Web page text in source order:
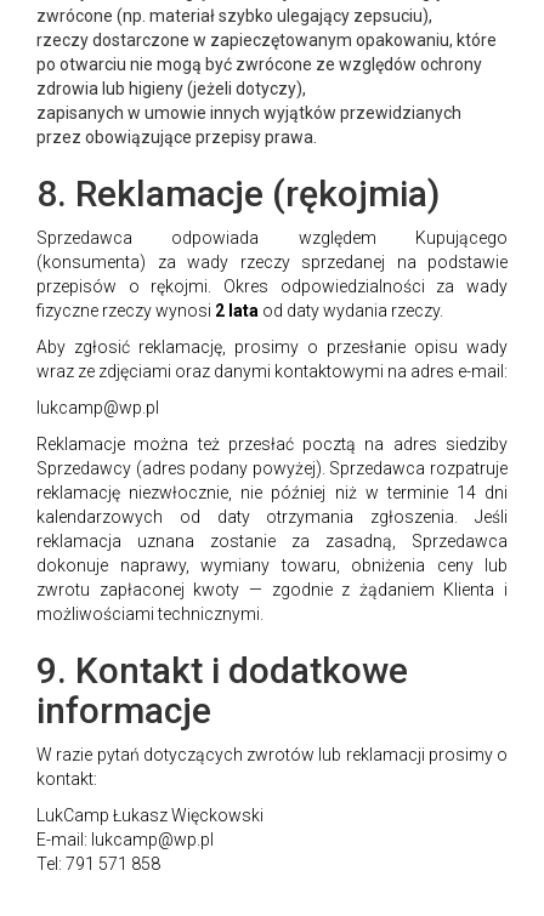
zwrócone (np. materiał szybko ulegający zepsuciu),
rzeczy dostarczone w zapieczętowanym opakowaniu, które
po otwarciu nie mogą być zwrócone ze względów ochrony
zdrowia lub higieny (jeżeli dotyczy),
zapisanych w umowie innych wyjątków przewidzianych
przez obowiązujące przepisy prawa.
8. Reklamacje (rękojmia)
Sprzedawca odpowiada względem Kupującego
(konsumenta) za wady rzeczy sprzedanej na podstawie
przepisów o rękojmi. Okres odpowiedzialności za wady
fizyczne rzeczy wynosi 2 lata od daty wydania rzeczy.
Aby zgłosić reklamację, prosimy o przesłanie opisu wady
wraz ze zdjęciami oraz danymi kontaktowymi na adres e-mail:
lukcamp@wp.pl
Reklamacje można też przesłać pocztą na adres siedziby
Sprzedawcy (adres podany powyżej). Sprzedawca rozpatruje
reklamację niezwłocznie, nie później niż w terminie 14 dni
kalendarzowych od daty otrzymania zgłoszenia. Jeśli
reklamacja uznana zostanie za zasadną, Sprzedawca
dokonuje naprawy, wymiany towaru, obniżenia ceny lub
zwrotu zapłaconej kwoty — zgodnie z żądaniem Klienta i
możliwościami technicznymi.
9. Kontakt i dodatkowe
informacje
W razie pytań dotyczących zwrotów lub reklamacji prosimy o
kontakt:
LukCamp Łukasz Więckowski
E-mail: lukcamp@wp.pl
Tel: 791 571 858